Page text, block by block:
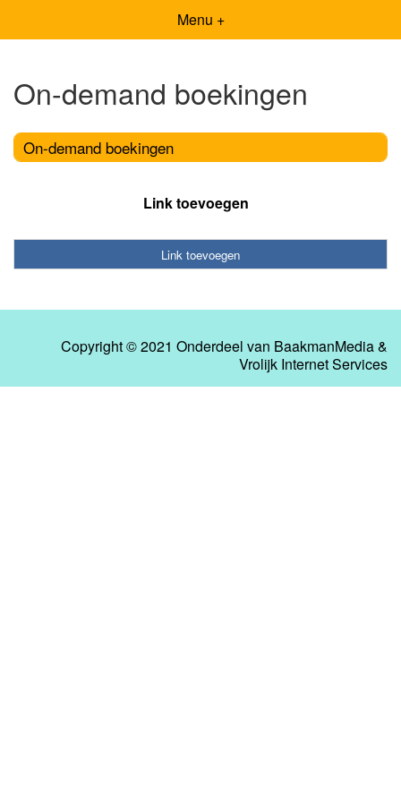
Menu +
On-demand boekingen
On-demand boekingen
Link toevoegen
Link toevoegen
Copyright © 2021 Onderdeel van BaakmanMedia&
Vrolijk Internet Services